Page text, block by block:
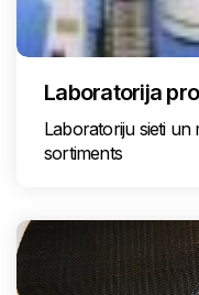
Laboratorija
Laboratoriju sieti
sortiments